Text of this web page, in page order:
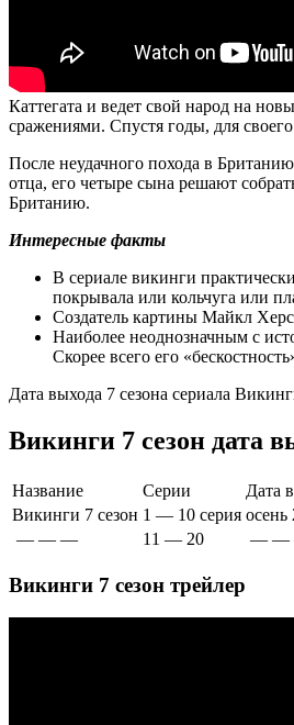
Каттегата и ведет свой народ на
сражениями. Спустя годы, для
После неудачного похода в
отца, его четыре сына решают
Британию.
Интересные факты
В сериале викинги
покрывала или кольчуга или
Создатель картины Майкл
Наиболее неоднозначным с
Скорее всего его
Дата выхода 7 сезона сериала
Викинги 7 сезон дата
Название Серии
Дата
Викинги 7 сезон 1 — 10 серия осень
— — —
11 — 20 — —
Викинги 7 сезон трейлер